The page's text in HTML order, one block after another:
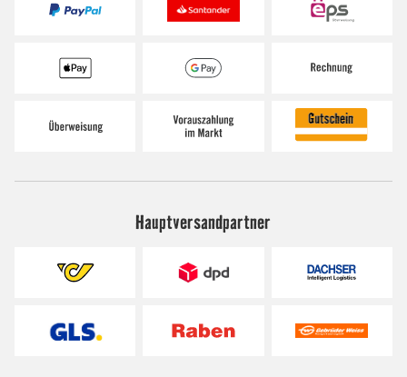
Hauptversandpartner